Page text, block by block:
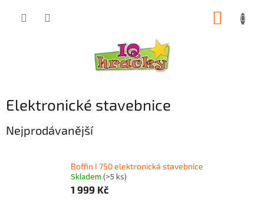
Elektronické stavebnice
Nejprodávanější
Boffin I 750 elektronická stavebnice
Skladem (>5 ks)
1 999 Kč